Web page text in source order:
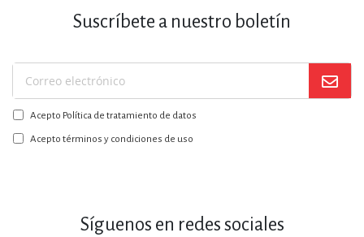
Suscríbete a nuestro boletín
Suscríbase
a
nuestro
boletín:
Acepto Política de tratamiento de datos
Acepto términos y condiciones de uso
Síguenos en redes sociales